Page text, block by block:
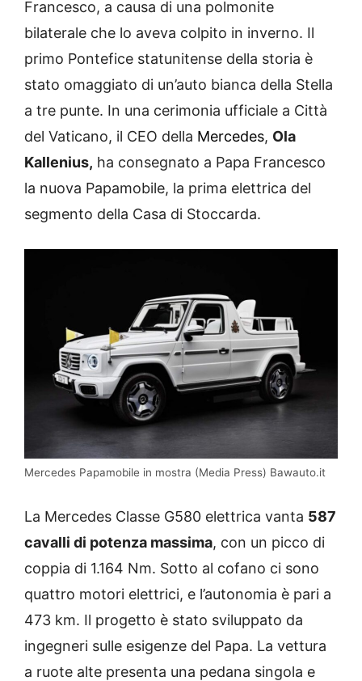
Francesco, a causa di una polmonite
bilaterale che lo aveva colpito in inverno. Il
primo Pontefice statunitense della storia è
stato omaggiato di un’auto bianca della Stella
a tre punte. In una cerimonia ufficiale a Città
del Vaticano, il CEO della Mercedes, Ola
Kallenius, ha consegnato a Papa Francesco
la nuova Papamobile, la prima elettrica del
segmento della Casa di Stoccarda.
Mercedes Papamobile in mostra (Media Press) Bawauto.it
La Mercedes Classe G580 elettrica vanta 587
cavalli di potenza massima, con un picco di
coppia di 1.164 Nm. Sotto al cofano ci sono
quattro motori elettrici, e l’autonomia è pari a
473 km. Il progetto è stato sviluppato da
ingegneri sulle esigenze del Papa. La vettura
a ruote alte presenta una pedana singola e